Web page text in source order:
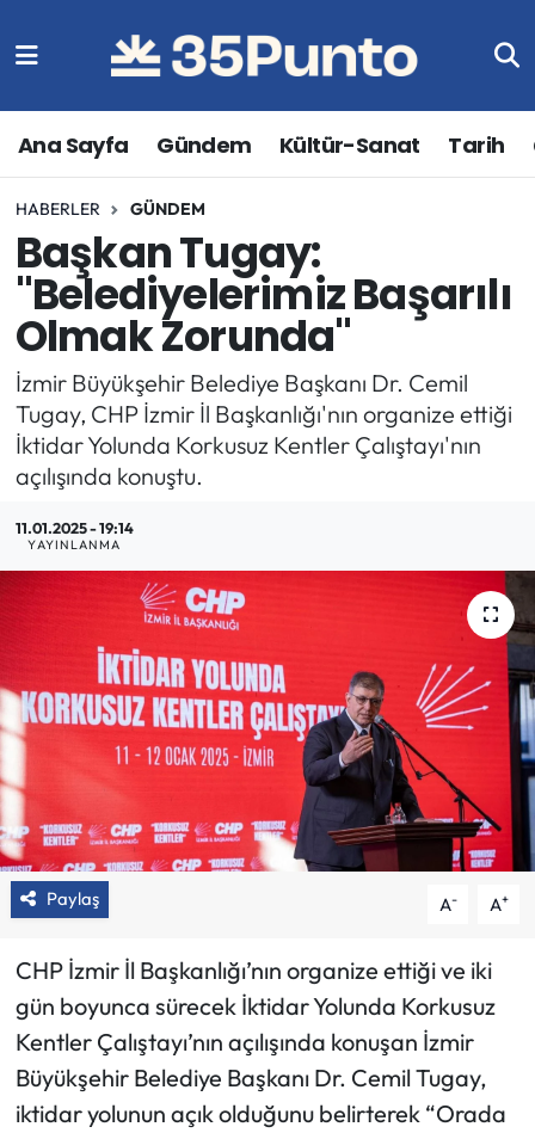
Ana Sayfa Gündem Kültür-Sanat Tarih
HABERLER GÜNDEM
Başkan Tugay:
"Belediyelerimiz Başarılı
Olmak Zorunda"
İzmir Büyükşehir Belediye Başkanı Dr. Cemil
Tugay, CHP İzmir İl Başkanlığı'nın organize ettiği
İktidar Yolunda Korkusuz Kentler Çalıştayı'nın
açılışında konuştu.
11.01.2025 - 19:14
YAYINLANMA
Paylaş A- A+
CHP İzmir İl Başkanlığı’nın organize ettiği ve iki
gün boyunca sürecek İktidar Yolunda Korkusuz
Kentler Çalıştayı’nın açılışında konuşan İzmir
Büyükşehir Belediye Başkanı Dr. Cemil Tugay,
iktidar yolunun açık olduğunu belirterek “Orada